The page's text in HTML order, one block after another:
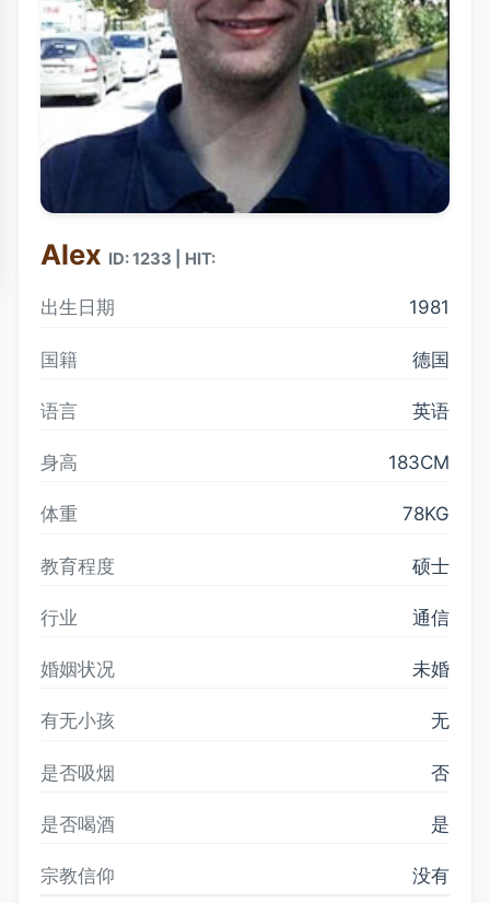
Alex ID: 1233 | HIT:
出生日期 1981
国籍 德国
语言 英语
身高 183CM
体重 78KG
教育程度 硕士
行业 通信
婚姻状况 未婚
有无小孩 无
是否吸烟 否
是否喝酒 是
宗教信仰 没有